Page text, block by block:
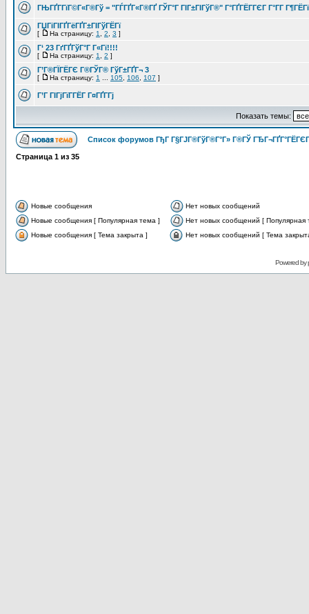
ГЊГҐГ­ГїГ©Г«Г®Гў = "ГЃГҐГ«Г®ГҐ ГЎГ°Г ГІГ±ГІГўГ®" Г°ГҐГЁГ­ГЄГ Г°Г­Г
ГЏГіГІГҐГёГҐГ±ГІГўГЁГї
[ На страницу: 1 2 3 ]
Г‘ 23 ГґГҐГўГ°Г Г«Гї!!!!
[ На страницу: 1 2 ]
Г’Г®ГЇГЁГЄ Г®ГЎГ® ГўГ±ГҐГ¬ 3
[ На страницу: 1 105 106 107 ]
Г’Г ГІГјГїГ­ГЁГ­ Г¤ГҐГ­Гј
Показать темы:
Список форумов ГђГ Г§ГЈГ®ГўГ®Г°Г» Г®ГЎ
Страница 1 из 35
Новые сообщения
Нет новых сообщений
Новые сообщения [ Популярная тема ]
Нет новых сообщений [ Популярная
Новые сообщения [ Тема закрыта ]
Нет новых сообщений [ Тема
Powered by